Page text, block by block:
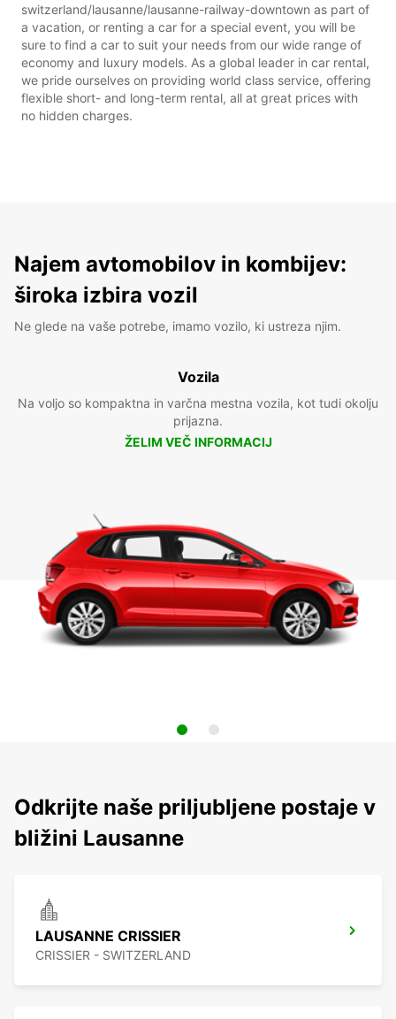
switzerland/lausanne/lausanne-railway-downtown as part of
a vacation, or renting a car for a special event, you will be
sure to find a car to suit your needs from our wide range of
economy and luxury models. As a global leader in car rental,
we pride ourselves on providing world class service, offering
flexible short- and long-term rental, all at great prices with
no hidden charges.
Najem avtomobilov in kombijev:
široka izbira vozil
Ne glede na vaše potrebe, imamo vozilo, ki ustreza njim.
Vozila
Na voljo so kompaktna in varčna mestna vozila, kot tudi okolju
prijazna.
ŽELIM VEČ INFORMACIJ
Odkrijte naše priljubljene postaje v
bližini Lausanne
LAUSANNE CRISSIER
CRISSIER - SWITZERLAND